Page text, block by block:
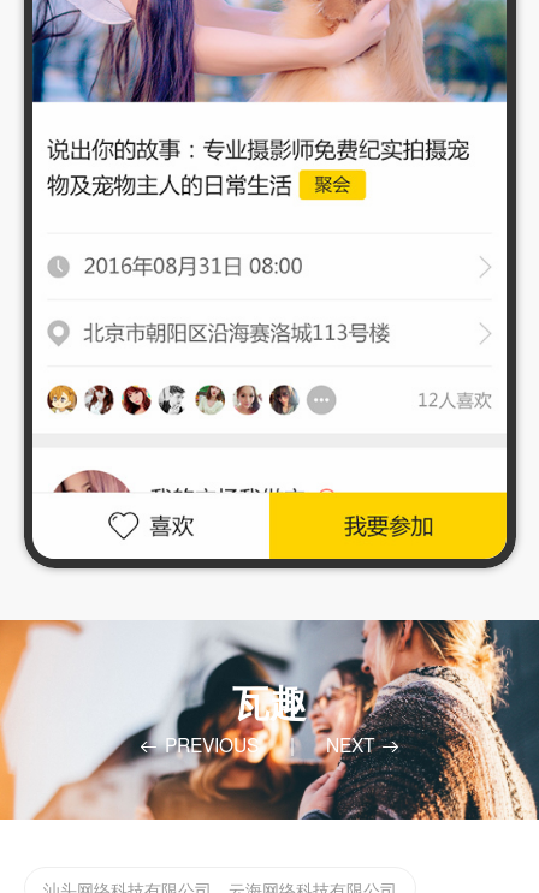
瓦趣
PREVIOUS | NEXT
汕头网站app开发
为什么要做小程序？汕头小程序开发哪家公司好
汕头定制化app开发需要注意些什么？
汕头小程序开发告诉你怎么找到抖音小程序